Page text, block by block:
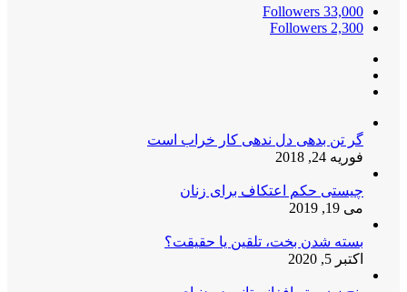
33,000
Followers
2,300
Followers
گر تن بدهی دل ندهی کار خراب است
فوریه 24, 2018
چیستی حکم اعتکاف برای زنان
می 19, 2019
بسته شدن بخت، تلقین یا حقیقت؟
اکتبر 5, 2020